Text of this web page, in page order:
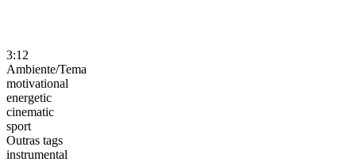
3:12
Ambiente/Tema
motivational
energetic
cinematic
sport
Outras tags
instrumental